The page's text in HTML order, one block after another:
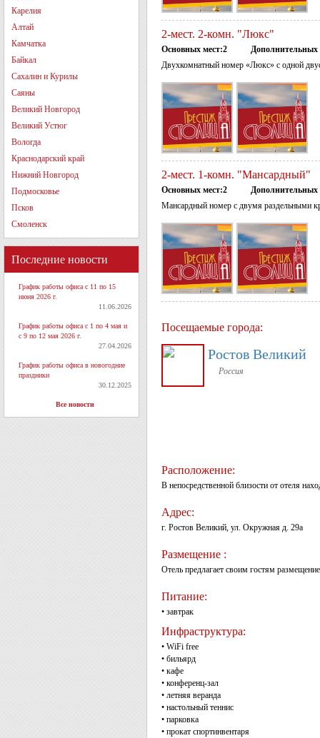
Карелия
Алтай
Камчатка
Байкал
Сахалин и Курилы
Саяны
Великий Новгород
Великий Устюг
Вологда
Краснодарский край
Нижний Новгород
Подмосковье
Псков
Смоленск
Последние новости
График работы офиса с 11 по 15
июня 2026 г.
11.06.2026
График работы офиса с 1 по 4 мая и
с 9 по 12 мая 2026 г.
27.04.2026
График работы офиса в новогодние
праздники
30.12.2025
Все новости
2-мест. 2-комн. "Люкс"
Основных мест:2
Дополнительных
Двухкомнатный номер «Люкс» с одной
2-мест. 1-комн. "Мансардный"
Основных мест:2
Дополнительных
Мансардный номер с двумя раздельными
Посещаемые города:
Ростов Великий
Россия
Расположение:
В непосредственной близости от отеля
Адрес:
г. Ростов Великий, ул. Окружная д. 29а
Размещение :
Отель предлагает своим гостям
Питание:
• завтрак
Инфраструктура:
• WiFi free
• бильярд
• кафе
• конференц-зал
• летняя веранда
• настольный теннис
• парковка
• прокат спортинвентаря